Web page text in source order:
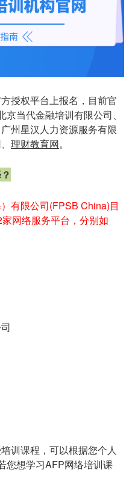
授权平台上报名，目前官
当代金融培训有限公司、
州星汉人力资源服务有限
理财教育网。
有限公司(FPSB China)目
网络服务平台，分别如
训课程，可以根据您个人
您想学习AFP网络培训课